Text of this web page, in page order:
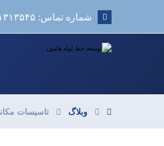
شماره تماس: ۰۲۱۹۱۳۱۳۵۴۵
وبلاگ تاسیسات